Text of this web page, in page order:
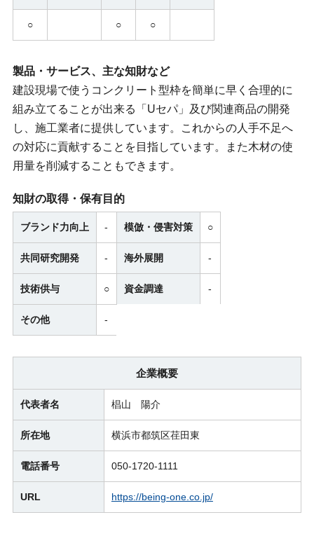
○ ○ ○
製品・サービス、主な知財など
建設現場で使うコンクリート型枠を簡単に早く合理的に
組み立てることが出来る「Uセパ」及び関連商品の開発
し、施工業者に提供しています。これからの人手不足へ
の対応に貢献することを目指しています。また木材の使
用量を削減することもできます。
知財の取得・保有目的
ブランド力向上 - 模倣・侵害対策 ○
共同研究開発 - 海外展開 -
技術供与 ○ 資金調達 -
その他 -
企業概要
代表者名 椙山 陽介
所在地 横浜市都筑区荏田東
電話番号 050-1720-1111
URL https://being-one.co.jp/